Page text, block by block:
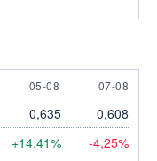
5 AUGUST
05-08 7 AUGUST
07-08
0,635 0,608
+14,41% -4,25%